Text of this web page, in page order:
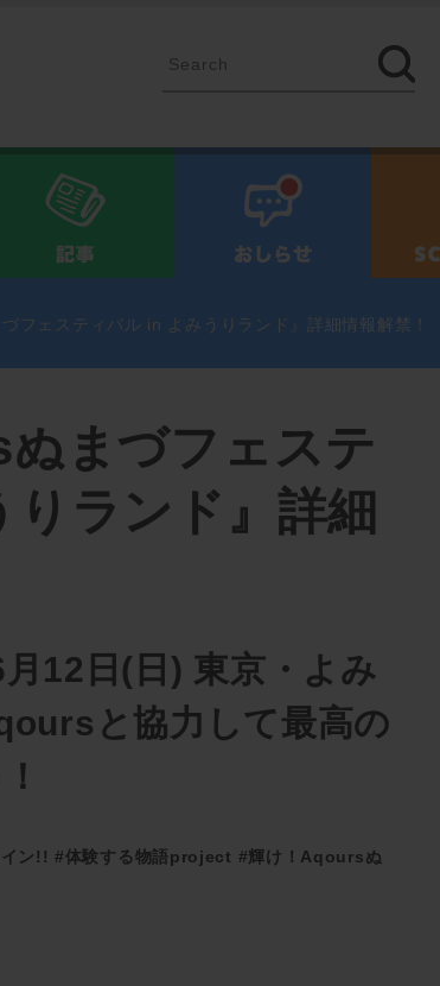
フェスティバル in よみうりランド』詳細情報解禁！
ぬまづフェステ
ランド』詳細
12日(日) 東京・よみ
と協力して最高の
ン!! #体験する物語project #輝け！Aqoursぬ